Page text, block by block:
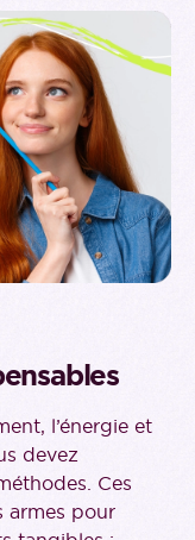
l’énergie et
devez
Ces
armes pour